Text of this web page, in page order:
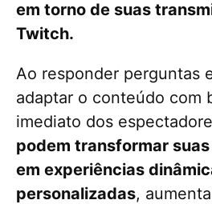
em torno de suas
Twitch.
Ao responder perguntas
adaptar o conteúdo com
imediato dos
podem transformar
em experiências
personalizadas,